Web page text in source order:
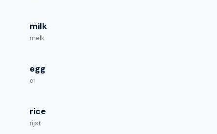
milk
melk
egg
ei
rice
rijst